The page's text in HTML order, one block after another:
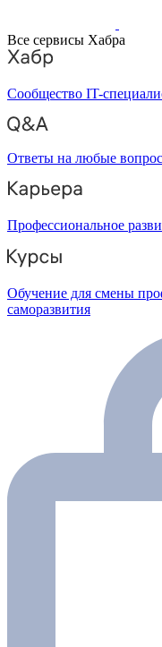
Все сервисы Хабра
Сообщество IT-
Ответы на любые
Профессиональное
Обучение для смены
саморазвития